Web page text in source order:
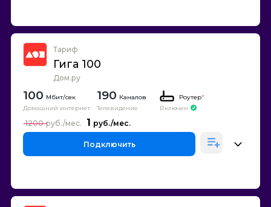
Тариф
Гига 100
Дом.ру
100
Домашний интернет
190 Каналов
Телевидение
Роутер*
Включен
1
1200
Подключить